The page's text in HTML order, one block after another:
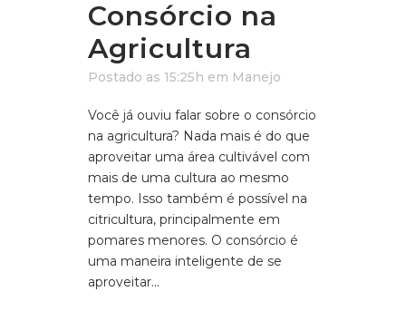
Consórcio na
Agricultura
Postado as 15:25h em Manejo
Você já ouviu falar sobre o consórcio
na agricultura? Nada mais é do que
aproveitar uma área cultivável com
mais de uma cultura ao mesmo
tempo. Isso também é possível na
citricultura, principalmente em
pomares menores. O consórcio é
uma maneira inteligente de se
aproveitar...